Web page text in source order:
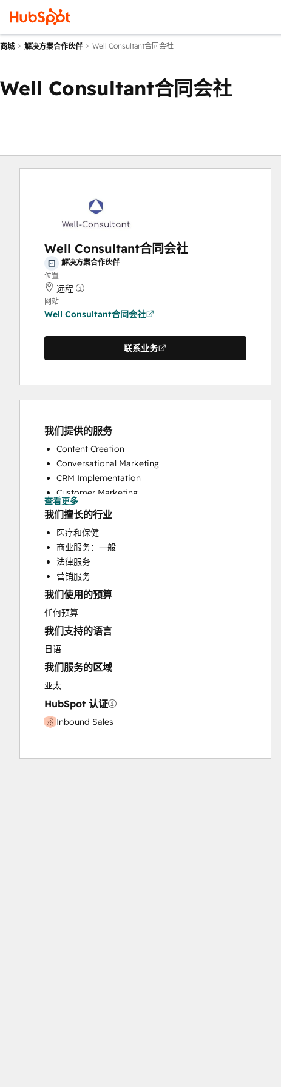
商城 解决方案合作伙伴 Well Consultant合同会社
Well Consultant合同会社
Well Consultant合同会社
解决方案合作伙伴
位置
远程
网站
Well Consultant合同会社
联系业务
我们提供的服务
Content Creation
Conversational Marketing
CRM Implementation
Customer Marketing
Customer Survey and Analysis
Email Marketing
Full Inbound Marketing Services
Paid Advertising
Programmable Automation
查看更多
我们擅长的行业
医疗和保健
商业服务：一般
法律服务
营销服务
我们使用的预算
任何预算
我们支持的语言
日语
我们服务的区域
亚太
HubSpot 认证
Inbound Sales